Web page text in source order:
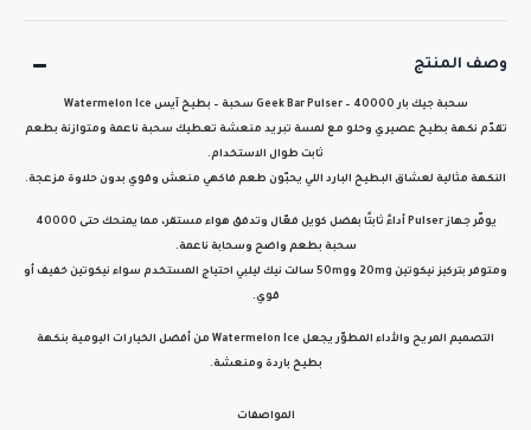
وصف المنتج
سحبة جيك بار Geek Bar Pulser – 40000 سحبة – بطيخ آيس Watermelon Ice
تقدّم نكهة بطيخ عصيري وحلو مع لمسة تبريد منعشة تعطيك سحبة ناعمة ومتوازنة بطعم
ثابت طوال الاستخدام.
النكهة مثالية لعشاق البطيخ البارد اللي يحبّون طعم فاكهي منعش وقوي بدون حلاوة مزعجة.
يوفّر جهازPulser أداءً ثابتًا بفضل كويل فعّال وتدفق هواء مستقر، مما يمنحك حتى 40000
سحبة بطعم واضح وسحابة ناعمة.
ومتوفر بتركيز نيكوتين 20mg و50mg سالت نيك ليلبي احتياج المستخدم سواء نيكوتين خفيف أو
قوي.
التصميم المريح والأداء المطوّر يجعل Watermelon Ice من أفضل الخيارات اليومية بنكهة
بطيخ باردة ومنعشة.
المواصفات